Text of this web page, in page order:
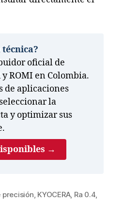
técnica?
oficial de
y ROMI en Colombia.
de aplicaciones
la
y optimizar sus
→
precisión KYOCERA, Ra 0.4